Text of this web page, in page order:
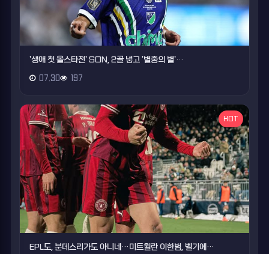
'생애 첫 올스타전' SON, 2골 넣고 '별중의 별'…
07.30 197
HOT
EPL도, 분데스리가도 아니네…미트윌란 이한범, 벨기에…